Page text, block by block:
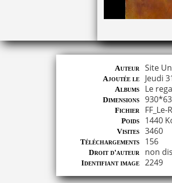
Auteur Site
Ajoutée le Jeudi
Albums Le
Dimensions
Fichier
Poids 1440
Visites 3460
Téléchargements 156
Droit d'auteur non
Identifiant image 2249